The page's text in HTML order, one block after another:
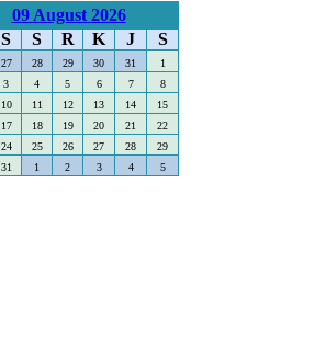
09 August 2026
S S R K J S
27 28 29 30 31
1
3 4 5 6 7
8
10 11 12 13 14
15
17 18 19 20 21
22
24 25 26 27 28
29
31 1 2 3 4 5